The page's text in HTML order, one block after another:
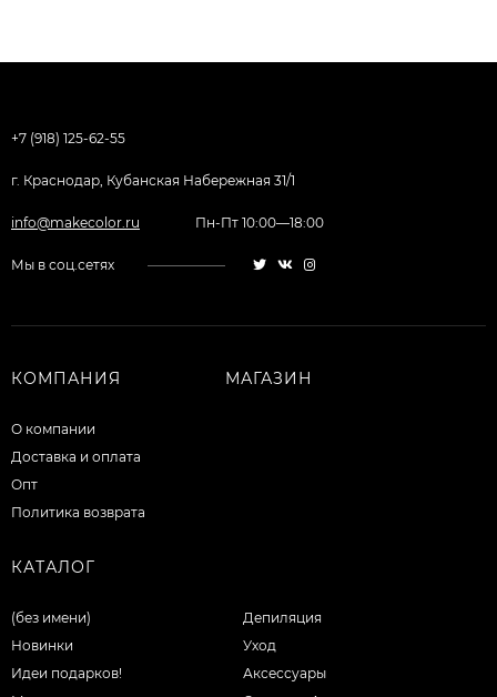
+7 (918) 125-62-55
г. Краснодар, Кубанская Набережная 31/1
info@makecolor.ru Пн-Пт 10:00—18:00
Мы в соц.сетях
КОМПАНИЯ
О компании
Доставка и оплата
Опт
Политика возврата
МАГАЗИН
КАТАЛОГ
(без имени)
Новинки
Идеи подарков!
Депиляция
Уход
Аксессуары